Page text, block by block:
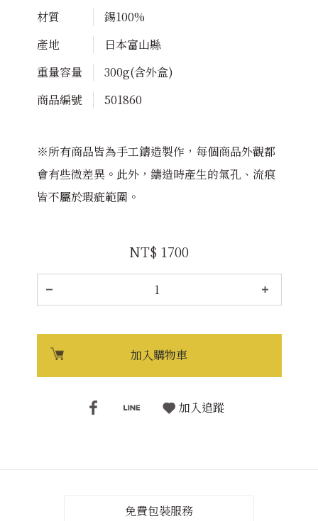
材質
錫100%
產地
日本富山縣
重量容量
300g(含外盒)
商品編號
501860
※所有商品皆為手工鑄造製作，每個商品外觀都
會有些微差異。此外，鑄造時產生的氣孔、流痕
皆不屬於瑕疵範圍。
NT$ 1700
加入購物車
加入追蹤
免費包裝服務